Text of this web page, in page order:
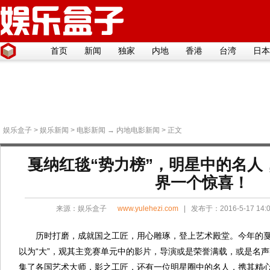
首页 新闻 独家 内地 香港 台湾 日本
娱乐盒子 > 娱乐新闻 > 电影新闻 → 内地电影新闻 > 正文
戛纳红毯“势力榜”，明星中的名人
界一个惊喜！
来源： 娱乐盒子 www.yulehezi.com| 发布于：2016-5-17
历时打磨，成就国之工匠，用心雕琢，登上艺术殿堂。今年的戛
以为“大”，观其主竞赛单元中的影片，导演或是荣誉满载，或是名
集了各国艺术大师，影之工匠，还有一位明星圈中的名人，携其精